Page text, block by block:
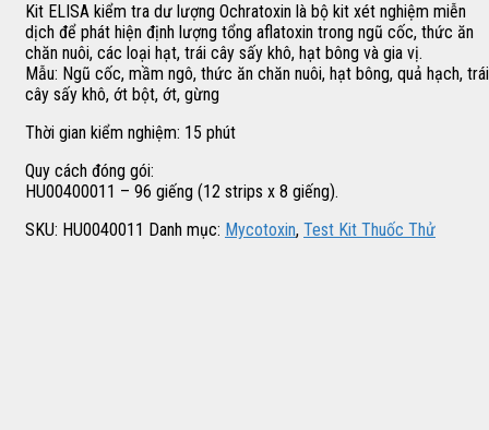
Kit ELISA kiểm tra dư lượng Ochratoxin là bộ kit xét nghiệm miễn
dịch để phát hiện định lượng tổng aflatoxin trong ngũ cốc, thức ăn
chăn nuôi, các loại hạt, trái cây sấy khô, hạt bông và gia vị.
Mẫu: Ngũ cốc, mầm ngô, thức ăn chăn nuôi, hạt bông, quả hạch, trái
cây sấy khô, ớt bột, ớt, gừng
Thời gian kiểm nghiệm: 15 phút
Quy cách đóng gói:
HU00400011 – 96 giếng (12 strips x 8 giếng).
SKU: HU0040011 Danh mục: Mycotoxin, Test Kit Thuốc Thử